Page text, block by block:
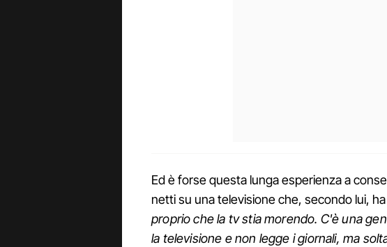
Ed è forse questa lunga esperienza a
netti su una televisione che, secondo lui,
proprio che la tv stia morendo. C'è una
la televisione e non legge i giornali, ma